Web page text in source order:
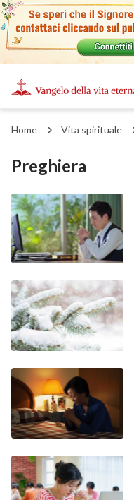
Home Vita spirituale
Preghiera